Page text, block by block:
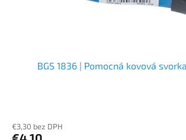
BGS 1836 | Pomocná kovová
€3,30 bez DPH